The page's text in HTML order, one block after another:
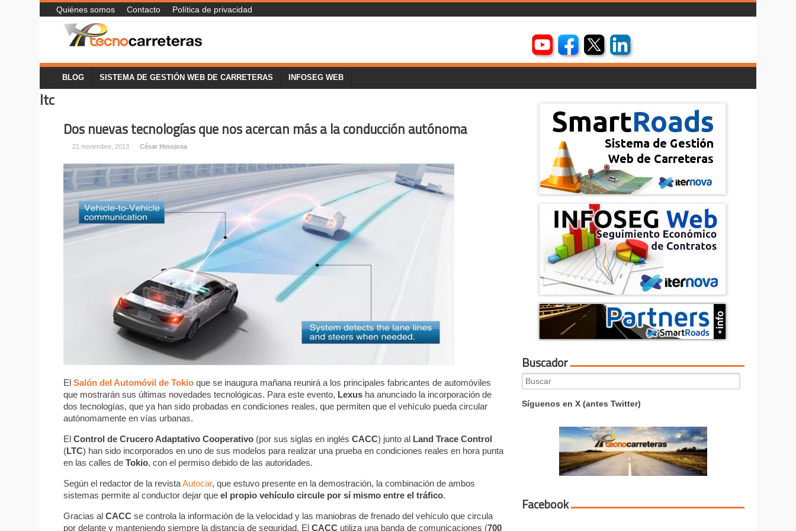
Quiénes somos Contacto Política de privacidad
BLOG SISTEMA DE GESTIÓN WEB DE CARRETERAS INFOSEG WEB
ltc
Dos nuevas tecnologías que nos acercan más a la conducción autónoma
21 noviembre, 2013 César Hinojosa
ElSalón del Automóvil de Tokio que se inaugura mañana reunirá a los principales fabricantes de automóviles
que mostrarán sus últimas novedades tecnológicas. Para este evento, Lexus ha anunciado la incorporación de
dos tecnologías, que ya han sido probadas en condiciones reales, que permiten que el vehículo pueda circular
autónomamente en vías urbanas.
ElControl de Crucero Adaptativo Cooperativo (por sus siglas en inglésCACC) junto al Land Trace Control
(LTC) han sido incorporados en uno de sus modelos para realizar una prueba en condiciones reales en hora punta
en las calles deTokio, con el permiso debido de las autoridades.
Según el redactor de la revistaAutocar, que estuvo presente en la demostración, la combinación de ambos
sistemas permite al conductor dejar queel propio vehículo circule por sí mismo entre el tráfico.
Gracias alCACCse controla la información de la velocidad y las maniobras de frenado del vehículo que circula
por delante y manteniendo siempre la distancia de seguridad. ElCACC utiliza una banda de comunicaciones (700
Buscador
Search
for:
Síguenos en X (antes Twitter)
Facebook